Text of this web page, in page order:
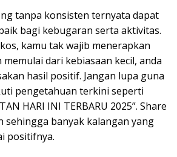
tanpa konsisten ternyata dapat
bagi kebugaran serta aktivitas.
kamu tak wajib menerapkan
dari kebiasaan kecil, anda
hasil positif. Jangan lupa guna
pengetahuan terkini seperti
HARI INI TERBARU 2025”. Share
sehingga banyak kalangan yang
positifnya.